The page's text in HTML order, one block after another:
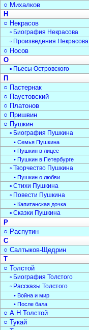
○ Михалков
Н
○ Некрасов
▫ Биография Некрасова
▫ Произведения Некрасова
○ Носов
О
▫ Пьесы Островского
П
○ Пастернак
○ Паустовский
○ Платонов
○ Пришвин
○ Пушкин
▫ Биография Пушкина
• Семья Пушкина
• Пушкин в лицее
• Пушкин в Петербурге
▫ Творчество Пушкина
• Пушкин о любви
▫ Стихи Пушкина
▫ Повести Пушкина
• Капитанская дочка
▫ Сказки Пушкина
Р
○ Распутин
С
○ Салтыков-Щедрин
Т
○ Толстой
▫ Биография Толстого
▫ Рассказы Толстого
• Война и мир
• После бала
○ А.Н.Толстой
○ Тукай